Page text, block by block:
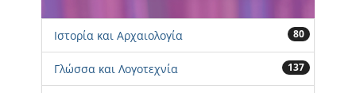
Ιστορία και Αρχαιολογία 80
Γλώσσα και Λογοτεχνία 137